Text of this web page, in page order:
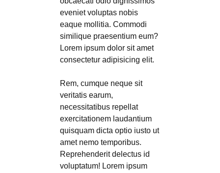
eveniet voluptas nobis
eaque mollitia. Commodi
similique praesentium eum?
Lorem ipsum dolor sit amet
consectetur adipisicing elit.
Rem, cumque neque sit
veritatis earum,
necessitatibus repellat
exercitationem laudantium
quisquam dicta optio iusto ut
amet nemo temporibus.
Reprehenderit delectus id
voluptatum! Lorem ipsum